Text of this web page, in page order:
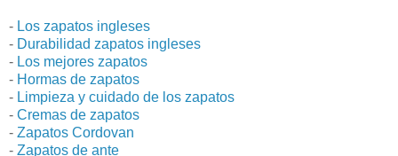
- Los zapatos ingleses
- Durabilidad zapatos ingleses
- Los mejores zapatos
- Hormas de zapatos
- Limpieza y cuidado de los zapatos
- Cremas de zapatos
- Zapatos Cordovan
- Zapatos de ante